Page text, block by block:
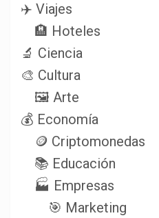
✈️ Viajes
🏨 Hoteles
🔬 Ciencia
🎨 Cultura
🖼️ Arte
💰 Economía
🪙 Criptomonedas
📚 Educación
🏭 Empresas
🎯 Marketing